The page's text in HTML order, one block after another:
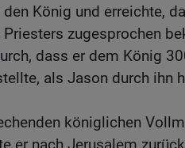
König und erreichte,
zugesprochen
dass er dem König
als Jason durch ihn
königlichen
er nach Jerusalem